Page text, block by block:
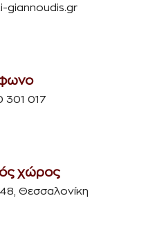
giannoudis.gr
301 017
χώρος
Θεσσαλονίκη